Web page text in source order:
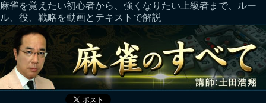
麻雀を覚えたい初心者から、強くなりたい上級者まで、ルー
ル、役、戦略を動画とテキストで解説